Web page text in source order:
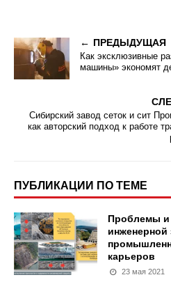
ПРЕДЫДУЩАЯ
Как эксклюзивные
машины» экономят
Сибирский завод сеток и сит
как авторский подход к работе
ПУБЛИКАЦИИ ПО ТЕМЕ
Проблемы и
карьеров
23 мая 2021